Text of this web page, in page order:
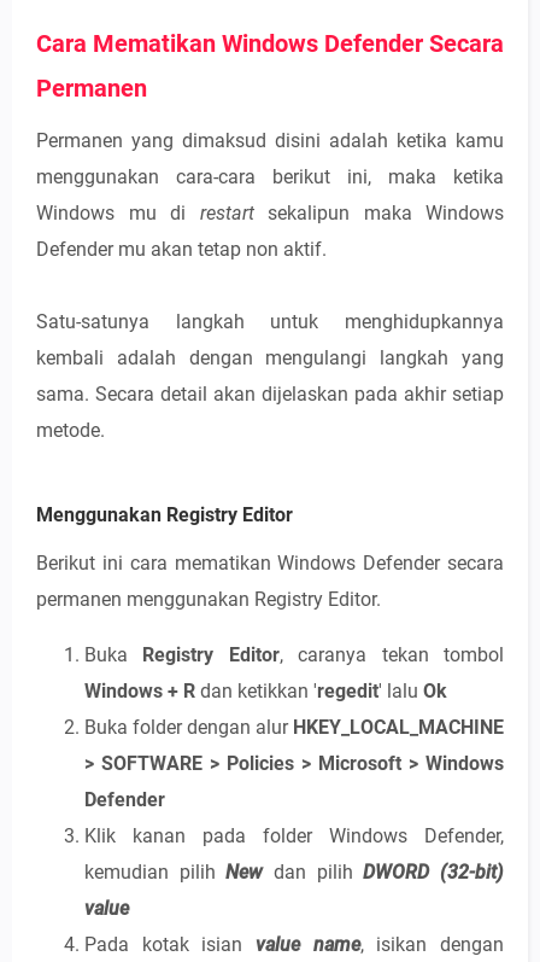
Cara Mematikan Windows Defender Secara
Permanen
Permanen yang dimaksud disini adalah ketika kamu
menggunakan cara-cara berikut ini, maka ketika
Windows mu di restartsekalipun maka Windows
Defender mu akan tetap non aktif.
Satu-satunya langkah untuk menghidupkannya
kembali adalah dengan mengulangi langkah yang
sama. Secara detail akan dijelaskan pada akhir setiap
metode.
Menggunakan Registry Editor
Berikut ini cara mematikan Windows Defender secara
permanen menggunakan Registry Editor.
Buka Registry Editor, caranya tekan tombol
Windows + R dan ketikkan 'regedit' lalu Ok
Buka folder dengan alur HKEY_LOCAL_MACHINE
> SOFTWARE > Policies > Microsoft > Windows
Defender
Klik kanan pada folder Windows Defender,
kemudian pilihNewdan pilihDWORD (32-bit)
value
Pada kotak isian value name, isikan dengan